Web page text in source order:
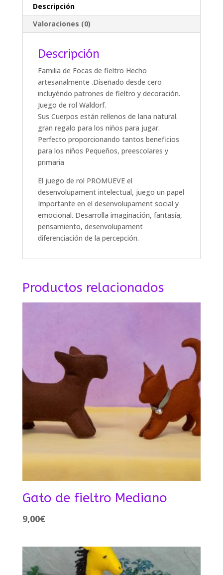
Descripción
Valoraciones (0)
Descripción
Familia de Focas de fieltro Hecho
artesanalmente .Diseñado desde cero
incluyéndo patrones de fieltro y decoración.
Juego de rol Waldorf.
Sus Cuerpos están rellenos de lana natural.
gran regalo para los niños para jugar.
Perfecto proporcionando tantos beneficios
para los niños Pequeños, preescolares y
primaria
El juego de rol PROMUEVE el
desenvolupament intelectual, juego un papel
Importante en el desenvolupament social y
emocional. Desarrolla imaginación, fantasía,
pensamiento, desenvolupament
diferenciación de la percepción.
Productos relacionados
Gato de fieltro Mediano
9,00€